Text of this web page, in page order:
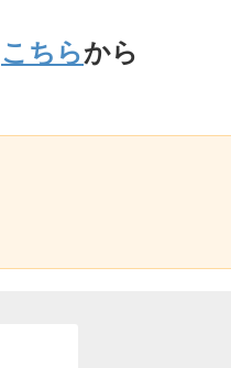
こちらから